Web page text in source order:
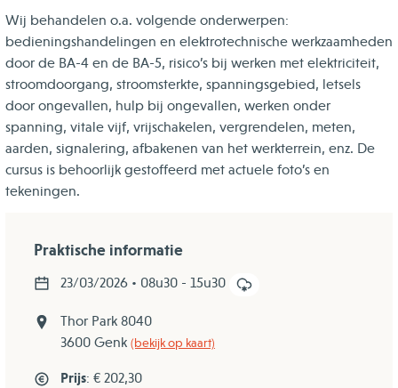
Wij behandelen o.a. volgende onderwerpen:
bedieningshandelingen en elektrotechnische werkzaamheden
door de BA-4 en de BA-5, risico’s bij werken met elektriciteit,
stroomdoorgang, stroomsterkte, spanningsgebied, letsels
door ongevallen, hulp bij ongevallen, werken onder
spanning, vitale vijf, vrijschakelen, vergrendelen, meten,
aarden, signalering, afbakenen van het werkterrein, enz. De
cursus is behoorlijk gestoffeerd met actuele foto’s en
tekeningen.
Praktische informatie
23/03/2026 • 08u30 - 15u30
Thor Park 8040
3600 Genk (bekijk op kaart)
Prijs: € 202,30